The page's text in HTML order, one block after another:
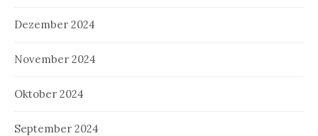
Dezember 2024
November 2024
Oktober 2024
September 2024